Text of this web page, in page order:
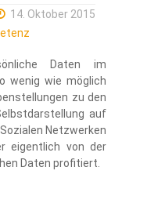
14. Oktober 2015
Daten im
wenig wie möglich
zu den
auf
Netzwerken
eigentlich von der
Daten profitiert.